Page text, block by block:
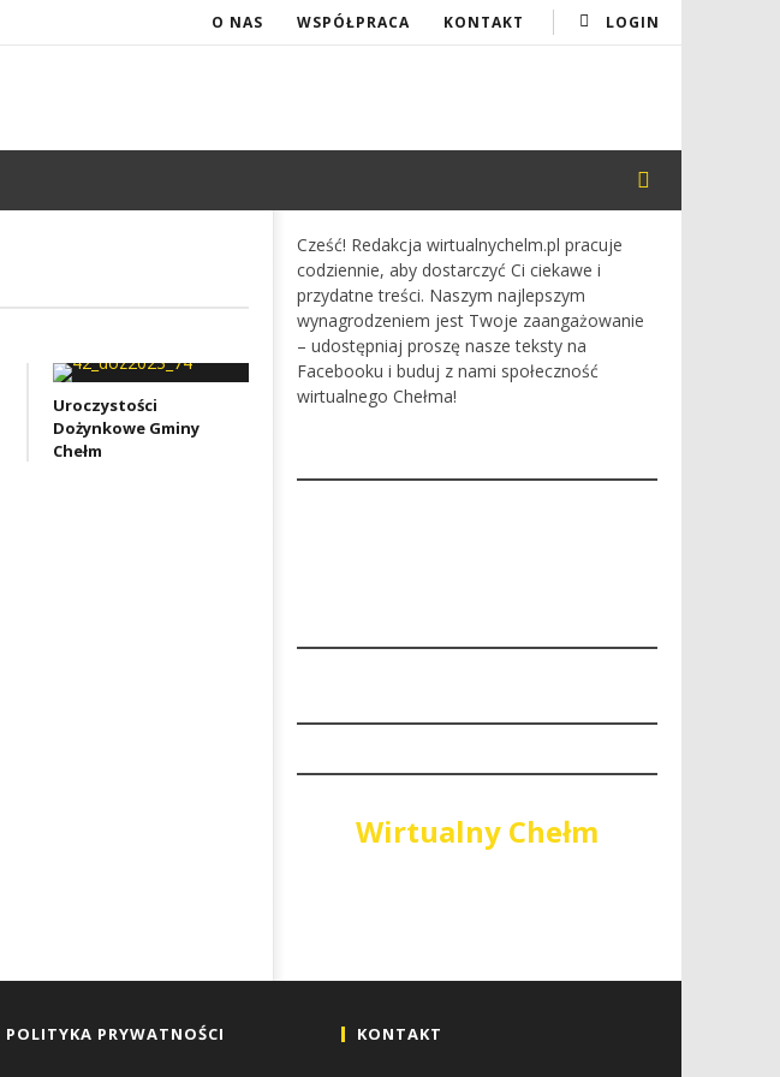
LOGIN
O NAS WSPÓŁPRACA KONTAKT
Uroczystości
Dożynkowe Gminy
Chełm
Cześć! Redakcja wirtualnychelm.pl pracuje
codziennie, aby dostarczyć Ci ciekawe i
przydatne treści. Naszym najlepszym
wynagrodzeniem jest Twoje zaangażowanie
– udostępniaj proszę nasze teksty na
Facebooku i buduj z nami społeczność
wirtualnego Chełma!
Wirtualny Chełm
POLITYKA PRYWATNOŚCI KONTAKT